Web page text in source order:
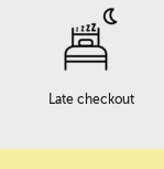
Late checkout